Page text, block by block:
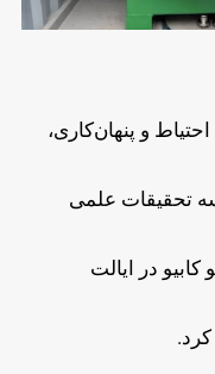
و پنهان‌کاری،
تحقیقات علمی
کابیو در ایالت